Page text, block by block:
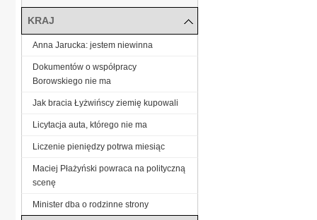
KRAJ
Anna Jarucka: jestem niewinna
Dokumentów o współpracy
Borowskiego nie ma
Jak bracia Łyżwińscy ziemię kupowali
Licytacja auta, którego nie ma
Liczenie pieniędzy potrwa miesiąc
Maciej Płażyński powraca na polityczną
scenę
Minister dba o rodzinne strony